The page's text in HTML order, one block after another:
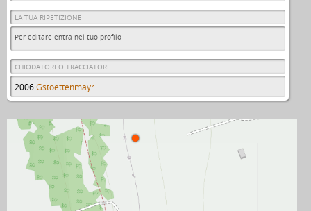
LA TUA RIPETIZIONE
Per editare entra nel tuo profilo
CHIODATORI O TRACCIATORI
2006Gstoettenmayr